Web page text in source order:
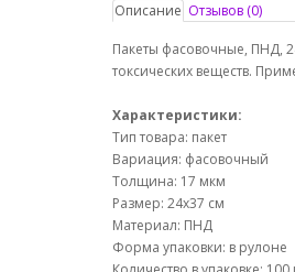
Описание Отзывов (0)
Пакеты фасовочные, ПНД,
токсических веществ.
Характеристики:
Тип товара: пакет
Вариация: фасовочный
Толщина: 17 мкм
Размер: 24х37 см
Материал: ПНД
Форма упаковки: в рулоне